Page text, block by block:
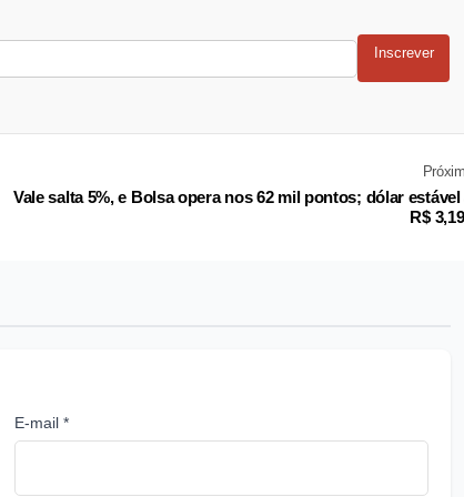
Inscrever
Vale salta 5%, e Bolsa opera nos 62 mil pontos; dólar estável
R$
E-mail *